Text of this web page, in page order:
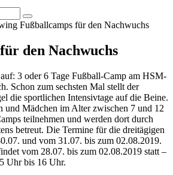
den Nachwuchs
3 oder 6 Tage Fußball-Camp am HSM-
Schon zum sechsten Mal stellt der
die sportlichen Intensivtage auf die Beine.
und Mädchen im Alter zwischen 7 und 12
teilnehmen und werden dort durch
betreut. Die Termine für die dreitägigen
und vom 31.07. bis zum 02.08.2019.
vom 28.07. bis zum 02.08.2019 statt –
Uhr bis 16 Uhr.